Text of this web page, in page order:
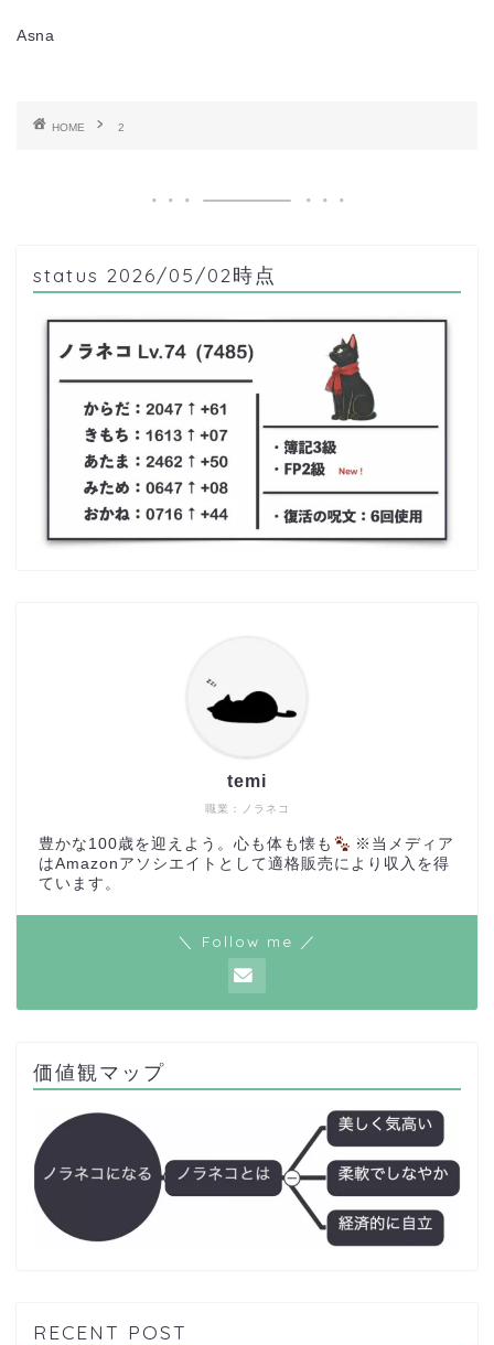
Asna
HOME 2
status 2026/05/02時点
職業：ノラネコ
temi
豊かな100歳を迎えよう。心も体も懐も
※当メディア
はAmazonアソシエイトとして適格販売により収入を得
ています。
＼ Follow me ／
価値観マップ
RECENT POST